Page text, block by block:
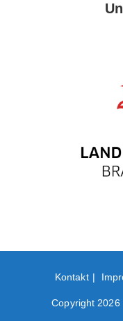
Kontakt
Copyright 2026